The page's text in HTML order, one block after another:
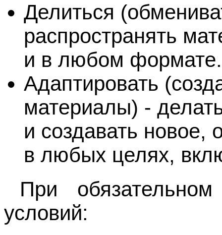
Делиться
распространять
и в любом формате.
Адаптировать
материалы) -
и создавать новое,
в любых целях,
При
условий: